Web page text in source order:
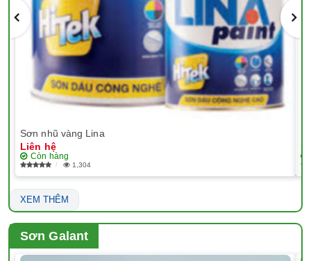
Sơn nhũ vàng Lina
Liên hệ
Còn hàng
1,304
XEM THÊM
Sơn Galant